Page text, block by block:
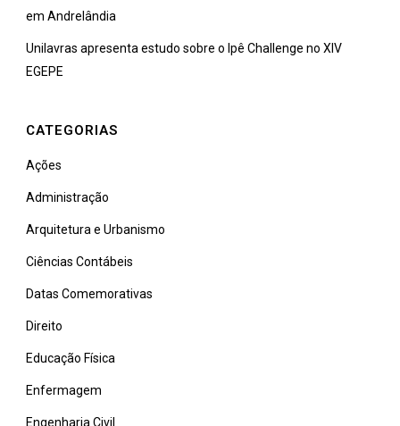
em Andrelândia
Unilavras apresenta estudo sobre o Ipê Challenge no XIV
EGEPE
CATEGORIAS
Ações
Administração
Arquitetura e Urbanismo
Ciências Contábeis
Datas Comemorativas
Direito
Educação Física
Enfermagem
Engenharia Civil